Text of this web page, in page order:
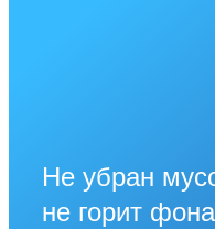
Не убран
не горит